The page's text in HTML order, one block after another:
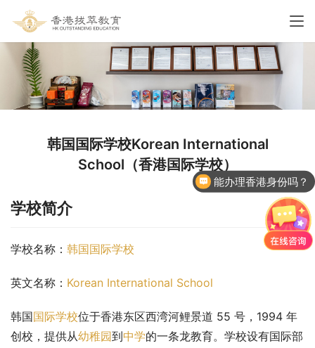
韩国国际学校Korean International
School（香港国际学校）
学校简介
学校名称： 韩国国际学校
英文名称： Korean International School
韩国国际学校位于香港东区西湾河鲤景道 55 号，1994 年
创校，提供从幼稚园到中学的一条龙教育。学校设有国际部
能办理香港身份吗？